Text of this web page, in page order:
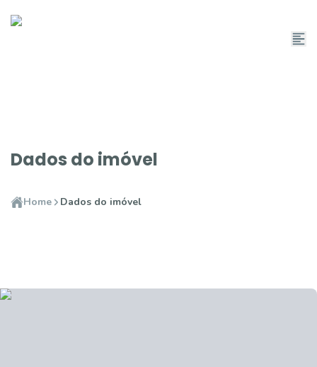
Dados do imóvel
Home Dados do imóvel